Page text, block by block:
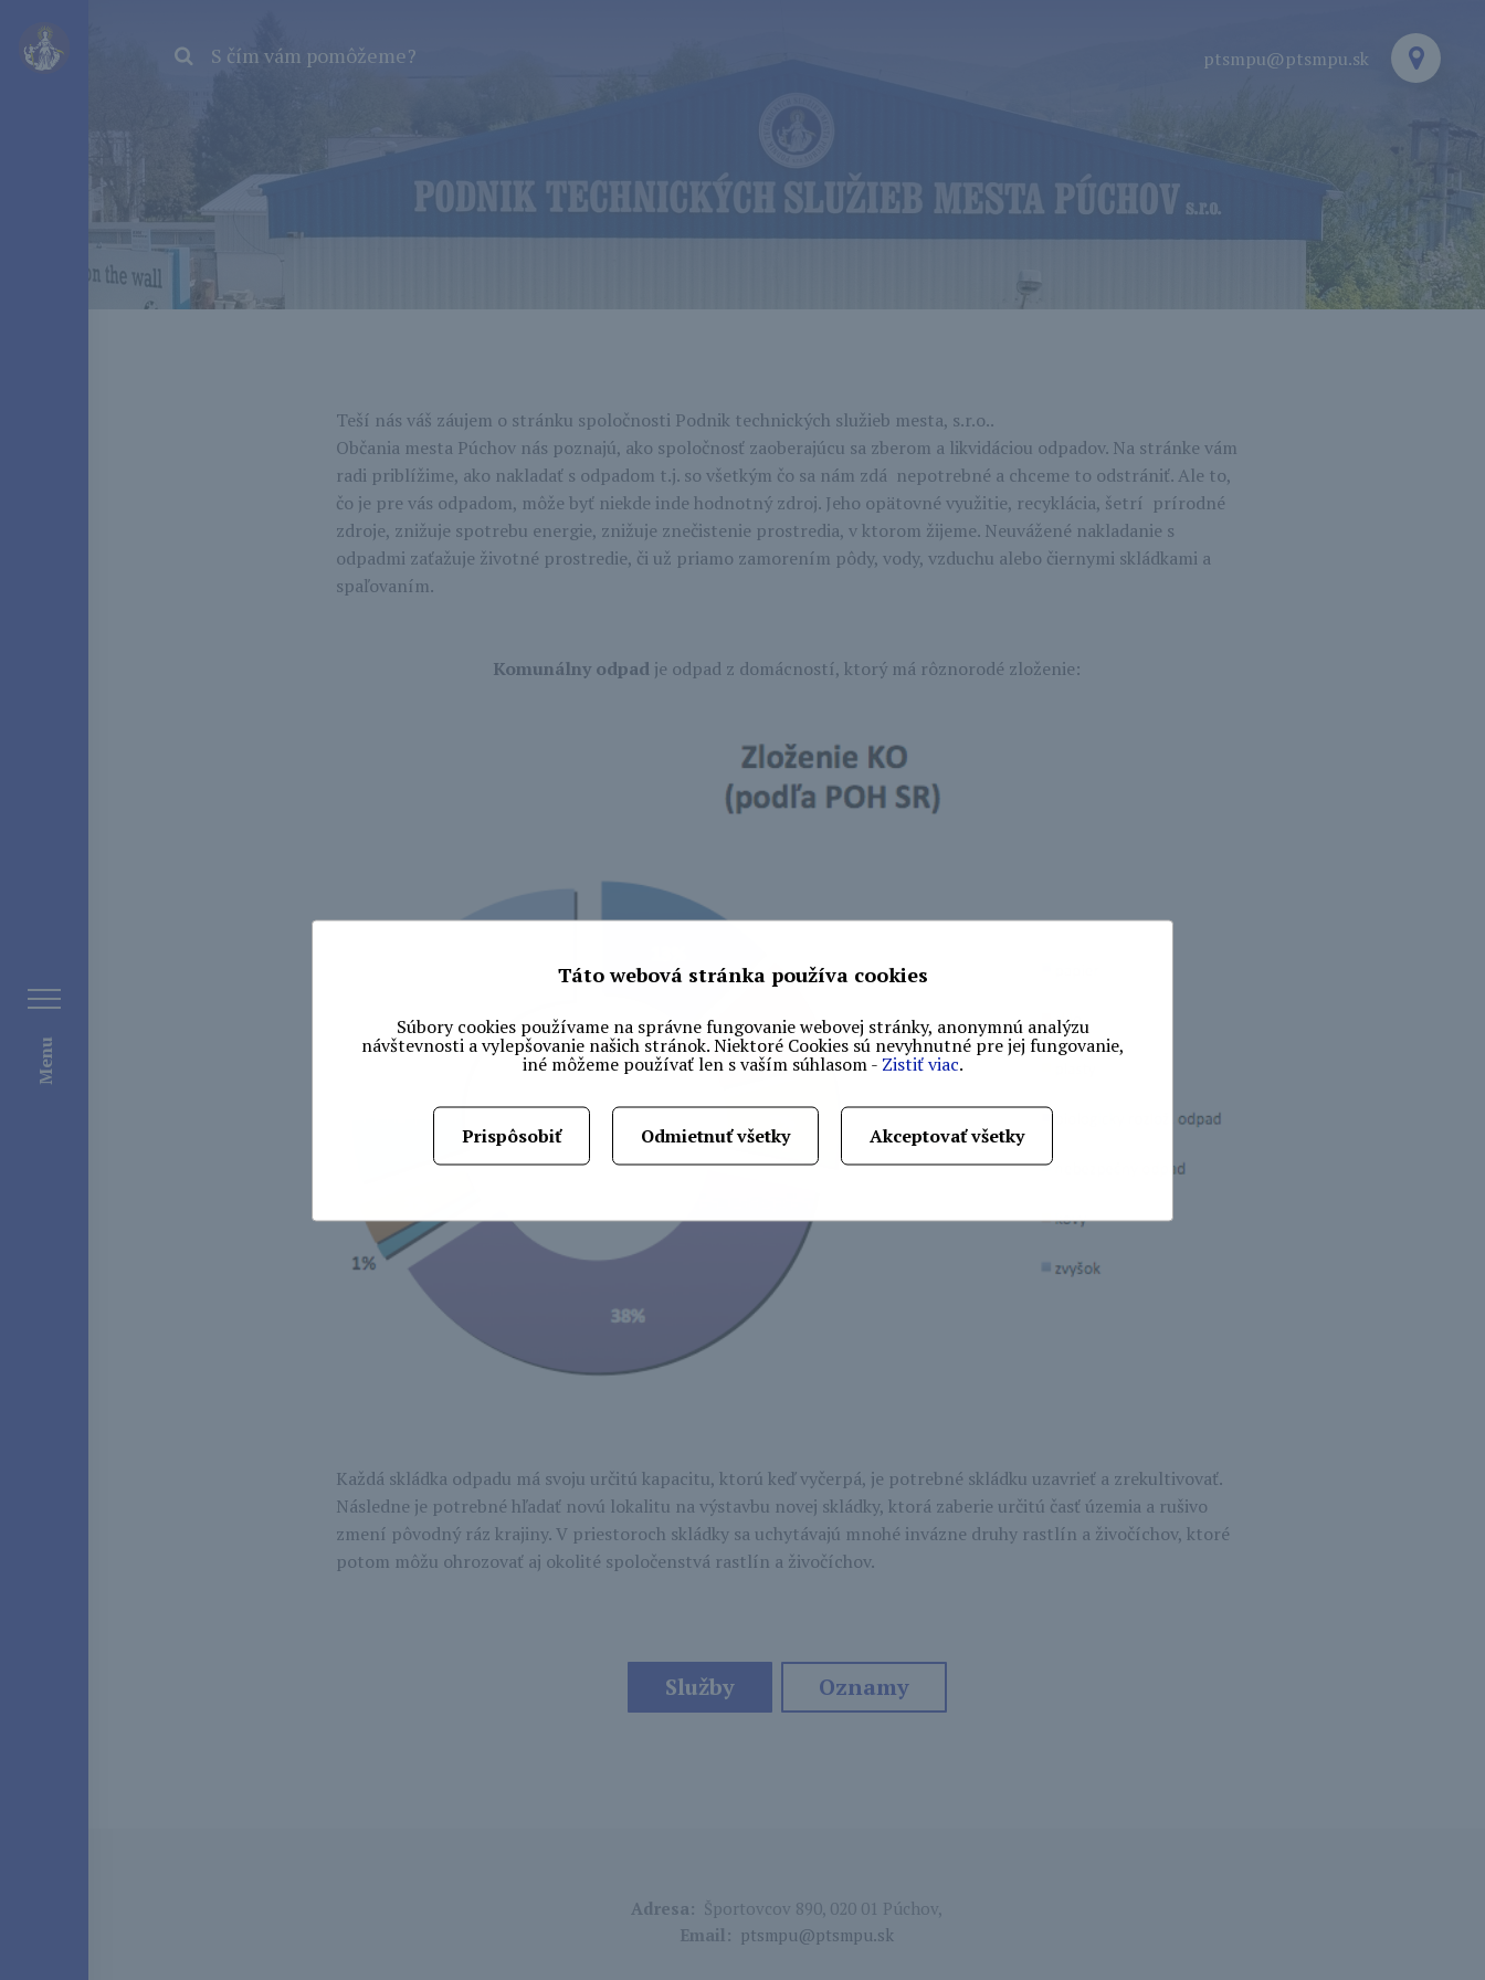
S čím vám pomôžeme? ptsmpu@ptsmpu.sk
Teší nás váš záujem o stránku spoločnosti Podnik technických služieb mesta, s.r.o..
Občania mesta Púchov nás poznajú, ako spoločnosť zaoberajúcu sa zberom a likvidáciou odpadov. Na stránke vám
radi priblížime, ako nakladať s odpadom t.j. so všetkým čo sa nám zdá nepotrebné a chceme to odstrániť. Ale to,
čo je pre vás odpadom, môže byť niekde inde hodnotný zdroj. Jeho opätovné využitie, recyklácia, šetrí prírodné
zdroje, znižuje spotrebu energie, znižuje znečistenie prostredia, v ktorom žijeme. Neuvážené nakladanie s
odpadmi zaťažuje životné prostredie, či už priamo zamorením pôdy, vody, vzduchu alebo čiernymi skládkami a
spaľovaním.
Komunálny odpad je odpad z domácností, ktorý má rôznorodé zloženie:
Každá skládka odpadu má svoju určitú kapacitu, ktorú keď vyčerpá, je potrebné skládku uzavrieť a zrekultivovať.
Následne je potrebné hľadať novú lokalitu na výstavbu novej skládky, ktorá zaberie určitú časť územia a rušivo
zmení pôvodný ráz krajiny. V priestoroch skládky sa uchytávajú mnohé invázne druhy rastlín a živočíchov, ktoré
potom môžu ohrozovať aj okolité spoločenstvá rastlín a živočíchov.
Služby Oznamy
Adresa: Športovcov 890, 020 01 Púchov,
Email: ptsmpu@ptsmpu.sk
Táto webová stránka používa cookies
Súbory cookies používame na správne fungovanie webovej stránky, anonymnú analýzu
návštevnosti a vylepšovanie našich stránok. Niektoré Cookies sú nevyhnutné pre jej fungovanie,
iné môžeme používať len s vaším súhlasom - Zistiť viac.
Prispôsobiť Odmietnuť všetky Akceptovať všetky